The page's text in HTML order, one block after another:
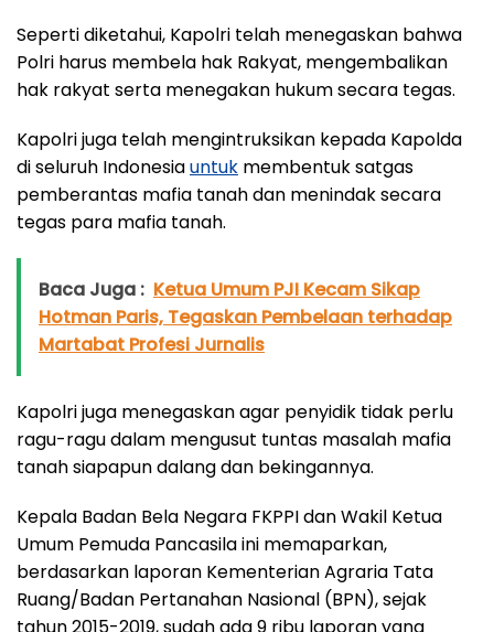
Seperti diketahui, Kapolri telah menegaskan bahwa
Polri harus membela hak Rakyat, mengembalikan
hak rakyat serta menegakan hukum secara tegas.
Kapolri juga telah mengintruksikan kepada Kapolda
di seluruh Indonesiauntuk membentuk satgas
pemberantas mafia tanah dan menindak secara
tegas para mafia tanah.
Baca Juga : Ketua Umum PJI Kecam Sikap
Hotman Paris, Tegaskan Pembelaan terhadap
Martabat Profesi Jurnalis
Kapolri juga menegaskan agar penyidik tidak perlu
ragu-ragu dalam mengusut tuntas masalah mafia
tanah siapapun dalang dan bekingannya.
Kepala Badan Bela Negara FKPPI dan Wakil Ketua
Umum Pemuda Pancasila ini memaparkan,
berdasarkan laporan Kementerian Agraria Tata
Ruang/Badan Pertanahan Nasional (BPN), sejak